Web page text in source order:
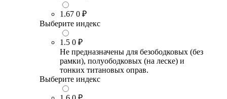
1.67 0 ₽
Выберите индекс
1.5 0 ₽
Не предназначены для безободковых (без
рамки), полуободковых (на леске) и
тонких титановых оправ.
Выберите индекс